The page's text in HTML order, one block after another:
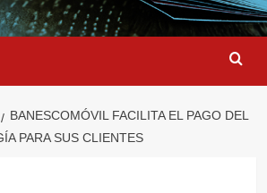
BANESCOMÓVIL FACILITA EL PAGO DEL
PARA SUS CLIENTES